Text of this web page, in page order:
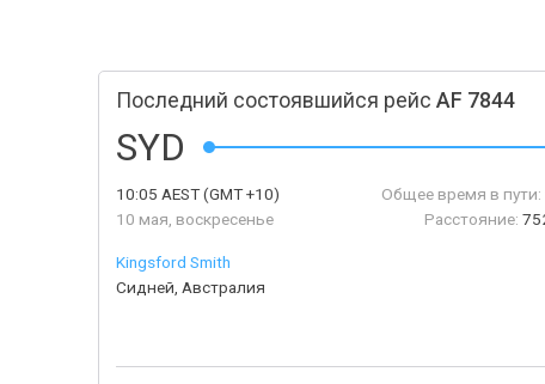
Последний состоявшийся рейс AF 7844
SYD
10:05 AEST(GMT +10)
10 мая, воскресенье
Общее время в пути:
Расстояние:
Kingsford Smith
Сидней, Австралия